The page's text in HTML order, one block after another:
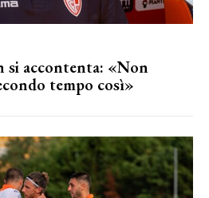
si accontenta: «Non
tempo così»